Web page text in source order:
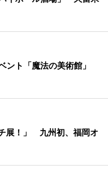
ント「魔法の美術館」
展！」 九州初、福岡オ